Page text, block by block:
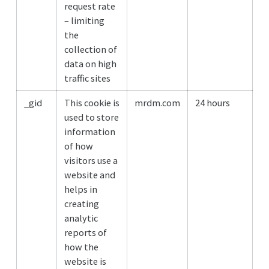
request rate
– limiting
the
collection of
data on high
traffic sites
_gid
This cookie is
used to store
information
of how
visitors use a
website and
helps in
creating
analytic
reports of
how the
website is
mrdm.com 24 hours